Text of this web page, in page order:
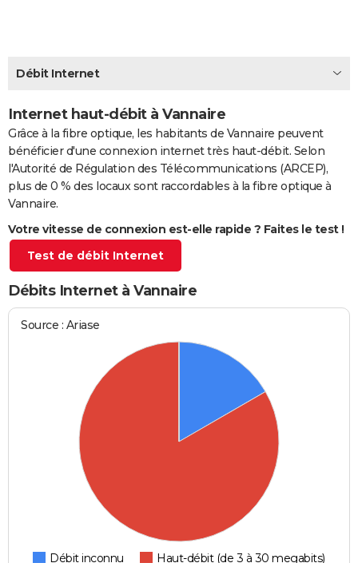
CARTE DE VOEUX
Carte de Noël
Carte Bonne année
Carte Saint-Valentin
Carte Pâques
Carte d'anniversaire
DICTIONNAIRE
PROGRAMME TV
S'inscrire
Se connecter
Lycées
Collèges
Primaires
Universités
Entreprises
Service militaire
Avis de recherche
Bricolage
Lifestyle
Culture
Sport
Auto
Television
Voyage
Cinema
Débit Internet
Internet haut-débit à Vannaire
Grâce à la fibre optique, les habitants de Vannaire peuvent
bénéficier d'une connexion internet très haut-débit. Selon
l'Autorité de Régulation des Télécommunications (ARCEP),
plus de 0 % des locaux sont raccordables à la fibre optique à
Vannaire.
Votre vitesse de connexion est-elle rapide ? Faites le test !
Test de débit Internet
Débits Internet à Vannaire
Source : Ariase
Débit inconnu
Haut-débit (de 3 à 30 megabits)